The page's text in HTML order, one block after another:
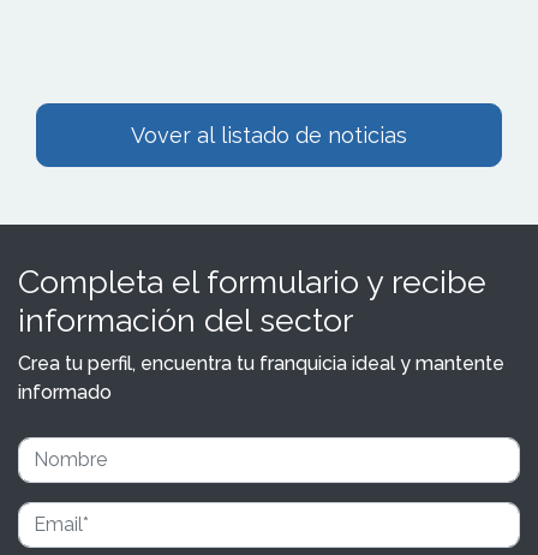
Vover al listado de noticias
Completa el formulario y recibe
información del sector
Crea tu perfil, encuentra tu franquicia ideal y mantente
informado